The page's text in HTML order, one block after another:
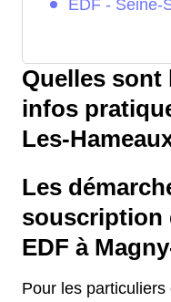
EDF - Seine-
Quelles sont
infos
Les-
Les
souscription
EDF à
Pour les